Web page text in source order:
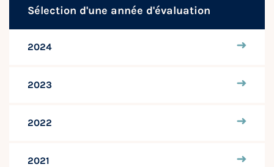
Sélection d'une année d'évaluation
2024
2023
2022
2021